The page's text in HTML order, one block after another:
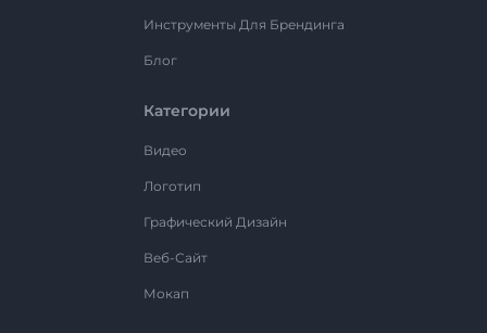
Инструменты Для Брендинга
Блог
Категории
Видео
Логотип
Графический Дизайн
Веб-Сайт
Мокап